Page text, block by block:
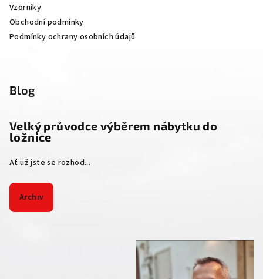
Vzorníky
Obchodní podmínky
Podmínky ochrany osobních údajů
Blog
Velký průvodce výběrem nábytku do
ložnice
Ať už jste se rozhod...
Archiv